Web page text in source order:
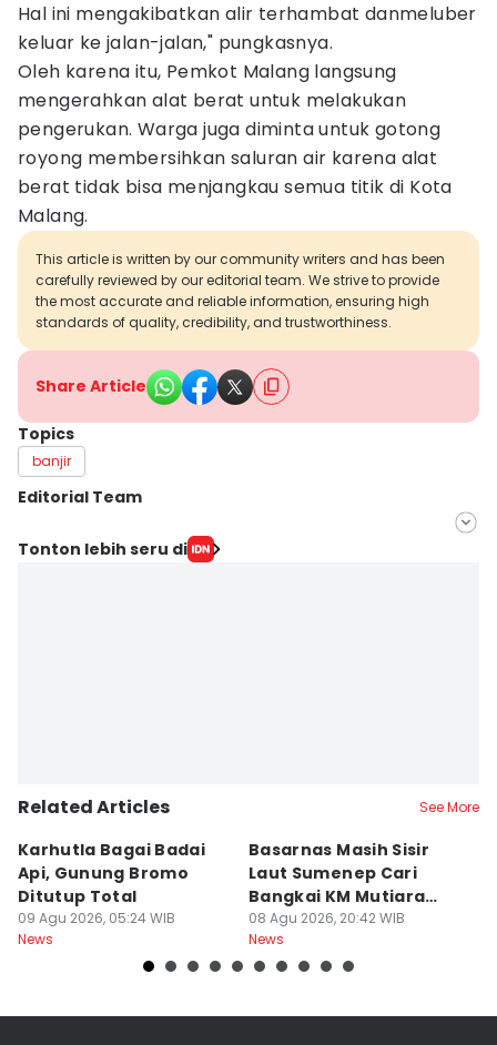
Hal ini mengakibatkan alir terhambat danmeluber
keluar ke jalan-jalan," pungkasnya.
Oleh karena itu, Pemkot Malang langsung
mengerahkan alat berat untuk melakukan
pengerukan. Warga juga diminta untuk gotong
royong membersihkan saluran air karena alat
berat tidak bisa menjangkau semua titik di Kota
Malang.
This article is written by our community writers and has been
carefully reviewed by our editorial team. We strive to provide
the most accurate and reliable information, ensuring high
standards of quality, credibility, and trustworthiness.
Share Article
Topics
banjir
Editorial Team
Editor
Tonton lebih seru di
Related Articles See More
Karhutla Bagai Badai
Api, Gunung Bromo
Ditutup Total
09 Agu 2026, 05:24 WIB
News
Basarnas Masih Sisir
Laut Sumenep Cari
Bangkai KM Mutiara
Sentosa II
08 Agu 2026, 20:42 WIB
News